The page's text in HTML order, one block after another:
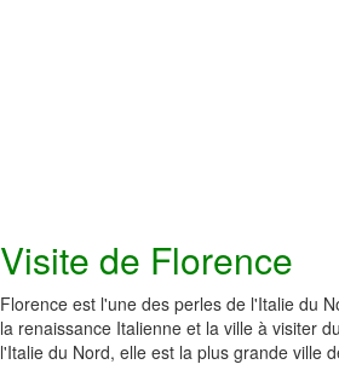
Visite de Florence
Florence est l'une des perles de l'Italie du
la renaissance Italienne et la ville à visiter
l'Italie du Nord, elle est la plus grande ville